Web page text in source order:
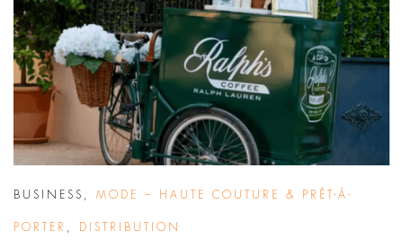
BUSINESS MODE – HAUTE COUTURE & PRÊT-À-
PORTER DISTRIBUTION